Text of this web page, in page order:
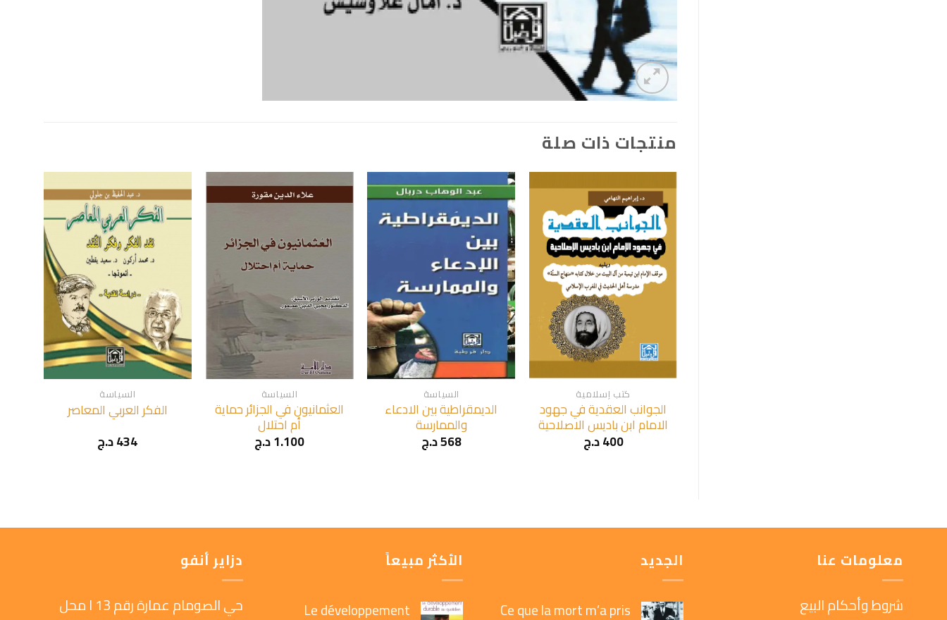
منتجات ذات صلة
+
كتب إسلامية
الجوانب العقدية في جهود
الامام ابن باديس الاصلاحية
400د.ج
+
السياسة
الديمقراطية بين الادعاء
والممارسة
568د.ج
السياسة
العثمانيون في الجزائر حماية
أم احتلال
1.100د.ج
+
السياسة
الفكر العربي المعاصر
434د.ج
معلومات عنا
شروط وأحكام البيع
الجديد
Ce que la mort m’a pris
الأكثر مبيعاً
Le développement
دزاير أنفو
حي الصومام عمارة رقم 13 ا محل